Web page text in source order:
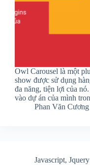
Owl Carousel là một
show được sử dụng
đa năng, tiện lợi của
vào dự án của mình
Phan Văn Cương
Javascript, Jquery